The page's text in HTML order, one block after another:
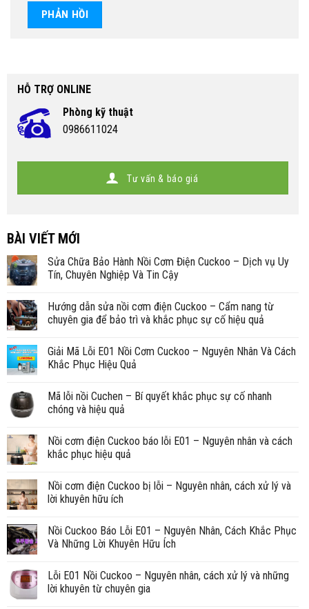
HỖ TRỢ ONLINE
Phòng kỹ thuật
0986611024
Tư vấn & báo giá
BÀI VIẾT MỚI
Sửa Chữa Bảo Hành Nồi Cơm Điện Cuckoo – Dịch vụ Uy
Tín, Chuyên Nghiệp Và Tin Cậy
Hướng dẫn sửa nồi cơm điện Cuckoo – Cẩm nang từ
chuyên gia để bảo trì và khắc phục sự cố hiệu quả
Giải Mã Lỗi E01 Nồi Cơm Cuckoo – Nguyên Nhân Và Cách
Khắc Phục Hiệu Quả
Mã lỗi nồi Cuchen – Bí quyết khắc phục sự cố nhanh
chóng và hiệu quả
Nồi cơm điện Cuckoo báo lỗi E01 – Nguyên nhân và cách
khắc phục hiệu quả
Nồi cơm điện Cuckoo bị lỗi – Nguyên nhân, cách xử lý và
lời khuyên hữu ích
Nồi Cuckoo Báo Lỗi E01 – Nguyên Nhân, Cách Khắc Phục
Và Những Lời Khuyên Hữu Ích
Lỗi E01 Nồi Cuckoo – Nguyên nhân, cách xử lý và những
lời khuyên từ chuyên gia